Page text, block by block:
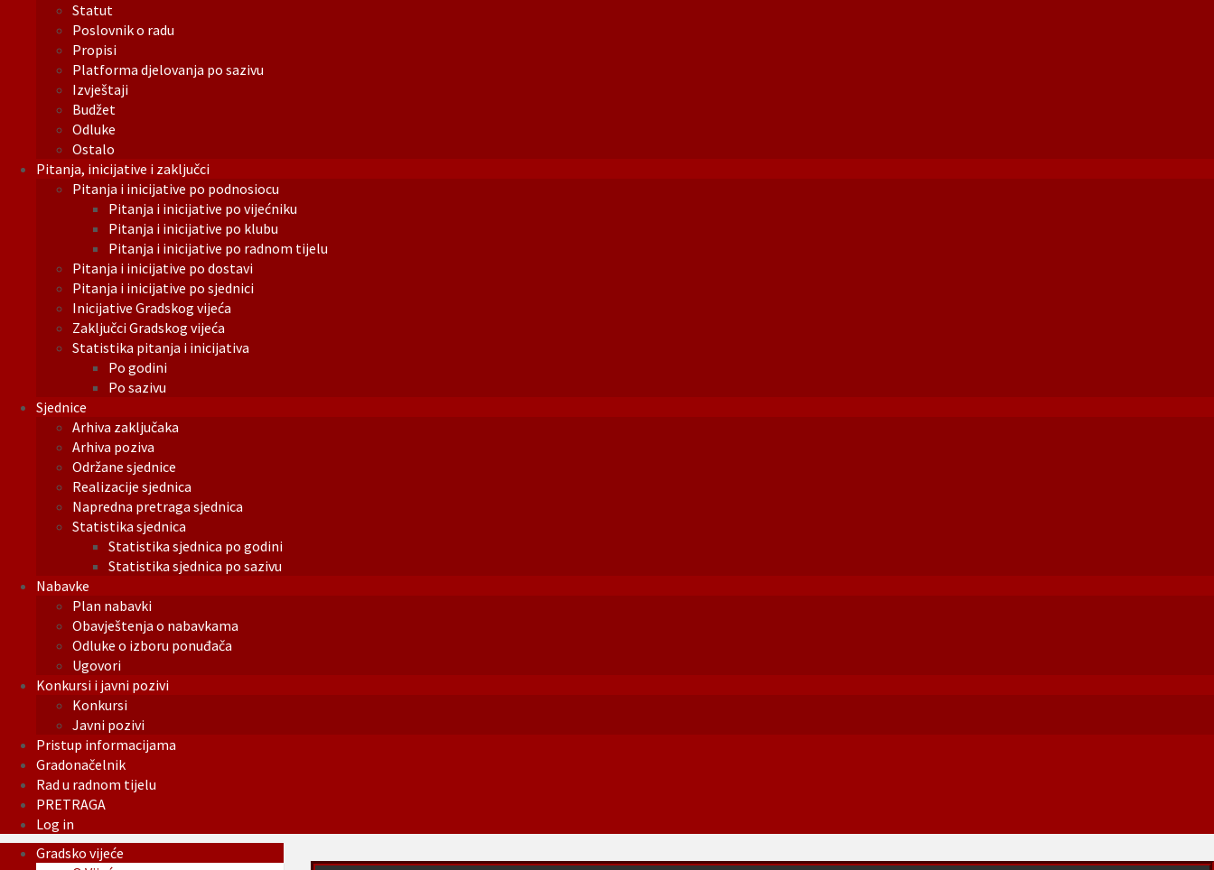
Statut
Poslovnik o radu
Propisi
Platforma djelovanja po sazivu
Izvještaji
Budžet
Odluke
Ostalo
Pitanja, inicijative i zaključci
Pitanja i inicijative po podnosiocu
Pitanja i inicijative po vijećniku
Pitanja i inicijative po klubu
Pitanja i inicijative po radnom tijelu
Pitanja i inicijative po dostavi
Pitanja i inicijative po sjednici
Inicijative Gradskog vijeća
Zaključci Gradskog vijeća
Statistika pitanja i inicijativa
Po godini
Po sazivu
Sjednice
Arhiva zaključaka
Arhiva poziva
Održane sjednice
Realizacije sjednica
Napredna pretraga sjednica
Statistika sjednica
Statistika sjednica po godini
Statistika sjednica po sazivu
Nabavke
Plan nabavki
Obavještenja o nabavkama
Odluke o izboru ponuđača
Ugovori
Konkursi i javni pozivi
Konkursi
Javni pozivi
Pristup informacijama
Gradonačelnik
Rad u radnom tijelu
PRETRAGA
Log in
Gradsko vijeće